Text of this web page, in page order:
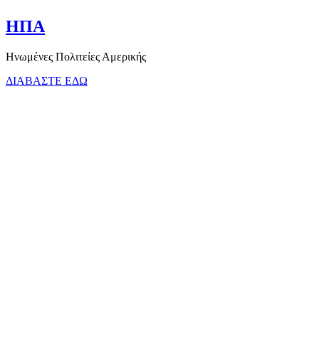
ΗΠΑ
Ηνωμένες Πολιτείες Αμερικής
ΔΙΑΒΑΣΤΕ ΕΔΩ